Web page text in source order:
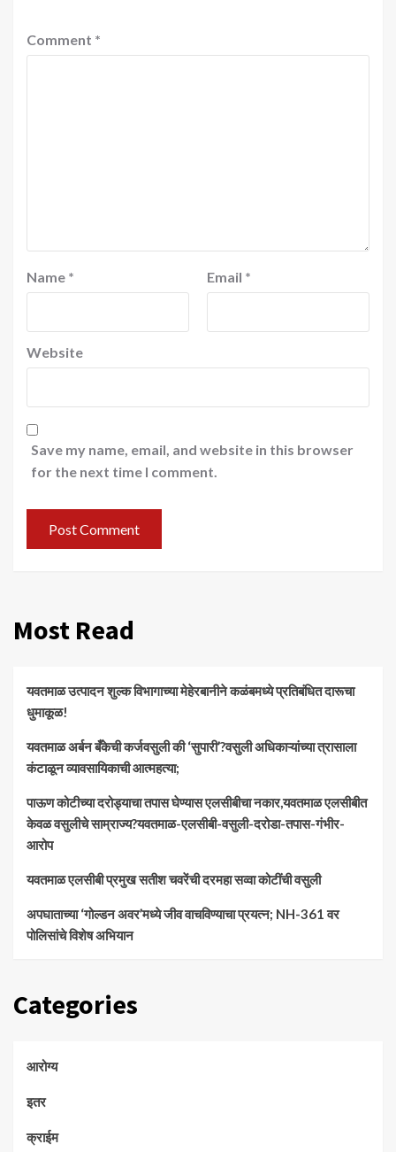
Comment *
Name * Email *
Website
Save my name, email, and website in this browser
for the next time I comment.
Most Read
यवतमाळ उत्पादन शुल्क विभागाच्या मेहेरबानीने कळंबमध्ये प्रतिबंधित दारूचा
धुमाकूळ!
​यवतमाळ अर्बन बँकेची कर्जवसुली की ‘सुपारी’?वसुली अधिकाऱ्यांच्या त्रासाला
कंटाळून व्यावसायिकाची आत्महत्या;
पाऊण कोटीच्या दरोड्याचा तपास घेण्यास एलसीबीचा नकार,यवतमाळ एलसीबीत
केवळ वसुलीचे साम्राज्य?यवतमाळ-एलसीबी-वसुली-दरोडा-तपास-गंभीर-
आरोप
यवतमाळ एलसीबी प्रमुख सतीश चवरेंची दरमहा सव्वा कोटींची वसुली
अपघाताच्या ‘गोल्डन अवर’मध्ये जीव वाचविण्याचा प्रयत्न; NH-361 वर
पोलिसांचे विशेष अभियान
Categories
आरोग्य
इतर
क्राईम